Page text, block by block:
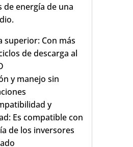
de energía de una
superior: Con más
de descarga al
y manejo sin
y
Es compatible con
de los inversores